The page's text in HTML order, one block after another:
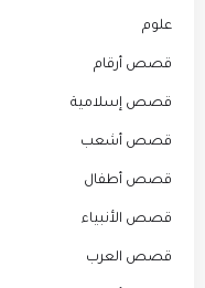
علوم
قصص أرقام
قصص إسلامية
قصص أشعب
قصص أطفال
قصص الأنبياء
قصص العرب